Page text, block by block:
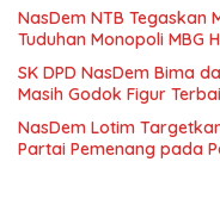
NasDem NTB Tegaskan
Tuduhan Monopoli MBG
SK DPD NasDem Bima
Masih Godok Figur
NasDem Lotim
Partai Pemenang pada